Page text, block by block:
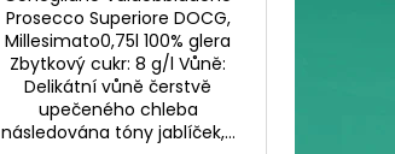
Prosecco Superiore DOCG,
Millesimato0,75l 100% glera
Zbytkový cukr: 8 g/l Vůně:
Delikátní vůně čerstvě
upečeného chleba
následována tóny jablíček,...